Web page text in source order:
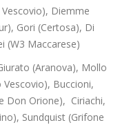
Diemme
Gori (Certosa), Di
(W3 Maccarese)
(Aranova), Mollo
Buccioni,
Don Orione), Ciriachi,
Sundquist (Grifone